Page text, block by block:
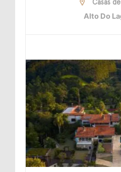
Casas
Alto Do